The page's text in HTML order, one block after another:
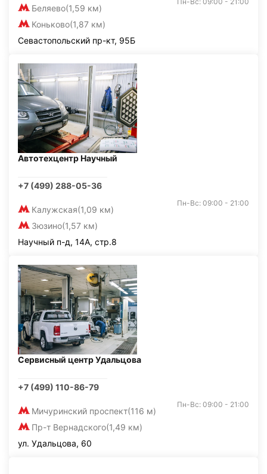
Беляево(1,59 км)
Коньково(1,87 км)
Севастопольский пр-кт, 95Б
Автотехцентр Научный
+7 (499) 288-05-36
Калужская(1,09 км)
Зюзино(1,57 км)
Пн-Вс: 09:00 - 21:00
Научный п-д, 14А, стр.8
Сервисный центр Удальцова
+7 (499) 110-86-79
Мичуринский проспект(116 м)
Пр-т Вернадского(1,49 км)
Пн-Вс: 09:00 - 21:00
ул. Удальцова, 60